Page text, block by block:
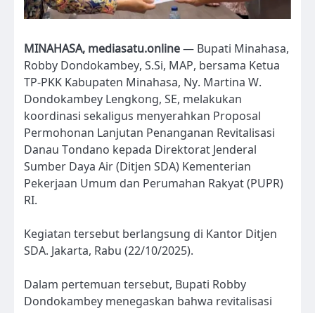
MINAHASA, mediasatu.online— Bupati Minahasa,
Robby Dondokambey, S.Si, MAP, bersama Ketua
TP-PKK Kabupaten Minahasa, Ny. Martina W.
Dondokambey Lengkong, SE, melakukan
koordinasi sekaligus menyerahkan Proposal
Permohonan Lanjutan Penanganan Revitalisasi
Danau Tondano kepada Direktorat Jenderal
Sumber Daya Air (Ditjen SDA) Kementerian
Pekerjaan Umum dan Perumahan Rakyat (PUPR)
RI.
Kegiatan tersebut berlangsung di Kantor Ditjen
SDA. Jakarta, Rabu (22/10/2025).
Dalam pertemuan tersebut, Bupati Robby
Dondokambey menegaskan bahwa revitalisasi